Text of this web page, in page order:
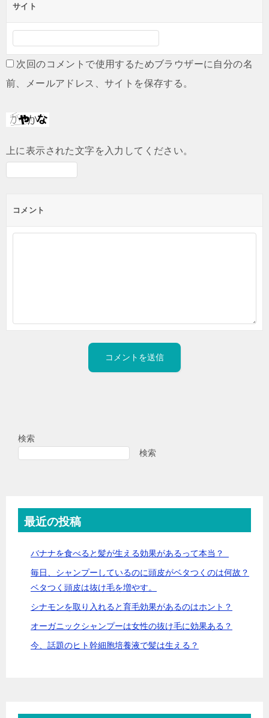
サイト
次回のコメントで使用するためブラウザーに自分の名
前、メールアドレス、サイトを保存する。
上に表示された文字を入力してください。
コメント
検索
検索
最近の投稿
バナナを食べると髪が生える効果があるって本当？
毎日、シャンプーしているのに頭皮がベタつくのは何故？
ベタつく頭皮は抜け毛を増やす。
シナモンを取り入れると育毛効果があるのはホント？
オーガニックシャンプーは女性の抜け毛に効果ある？
今、話題のヒト幹細胞培養液で髪は生える？